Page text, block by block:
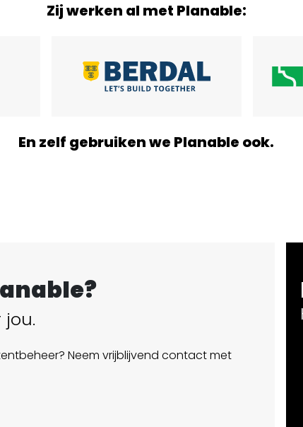
Zij werken al met Planable:
En zelf gebruiken we Planable ook.
Neem vrijblijvend contact met